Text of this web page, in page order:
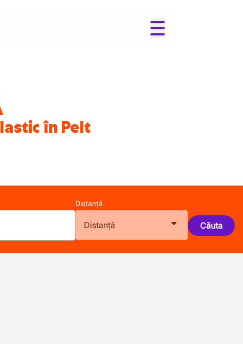
în Pelt
Distanță
Distanță Căuta